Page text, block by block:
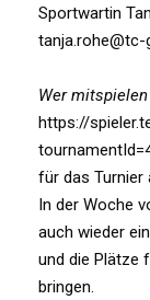
Sportwartin
tanja.rohe@tc-
Wer
https://
für das Turnier
In der Woche
auch wieder
und die Plätze
bringen.